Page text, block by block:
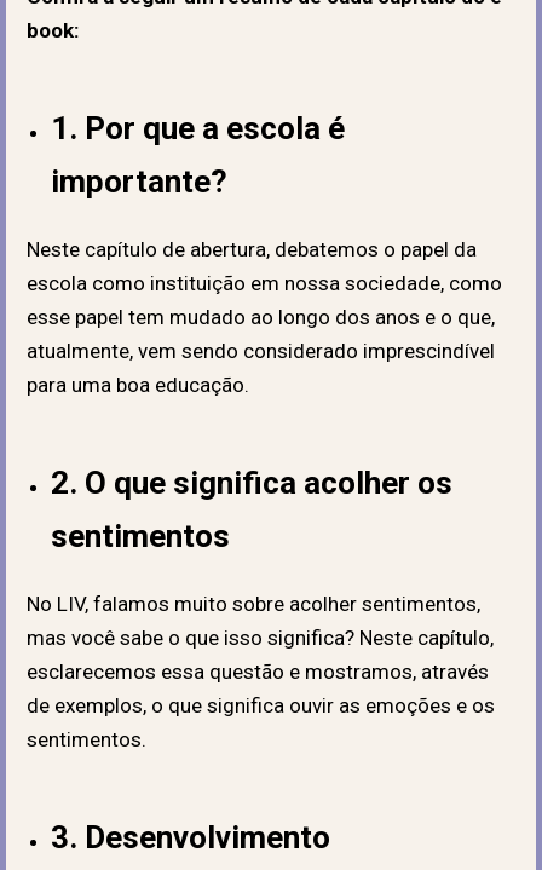
book:
1. Por que a escola é
importante?
Neste capítulo de abertura, debatemos o papel da
escola como instituição em nossa sociedade, como
esse papel tem mudado ao longo dos anos e o que,
atualmente, vem sendo considerado imprescindível
para uma boa educação.
2. O que significa acolher os
sentimentos
No LIV, falamos muito sobre acolher sentimentos,
mas você sabe o que isso significa? Neste capítulo,
esclarecemos essa questão e mostramos, através
de exemplos, o que significa ouvir as emoções e os
sentimentos.
3. Desenvolvimento